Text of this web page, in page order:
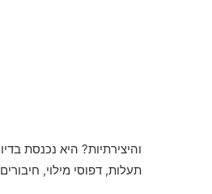
והיצירתיות? היא נכנסת
תעלות, דפוסי מילוי,